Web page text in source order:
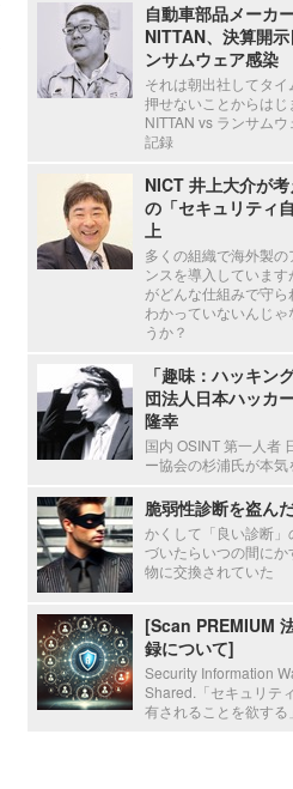
自動車部品メーカ
NITTAN、決算開
ンサムウェア感染
それは朝出社してタイ
押せないことからはじ
NITTAN vs ランサム
記録
NICT 井上大介が
の「セキュリティ
上
多くの組織で海外製の
ンスを導入しています
がどんな仕組みで守
わかっていないんじゃ
うか？
「趣味：ハッキン
団法人日本ハッカ
隆幸
国内 OSINT 第一人者
ー協会の杉浦氏が本気
脆弱性診断を盗ん
かくして「良い診断」
づいたらいつの間にか
物に交換されていた
[Scan PREMIUM
録について]
Security Information
Shared.「セキュリテ
有されることを欲する」